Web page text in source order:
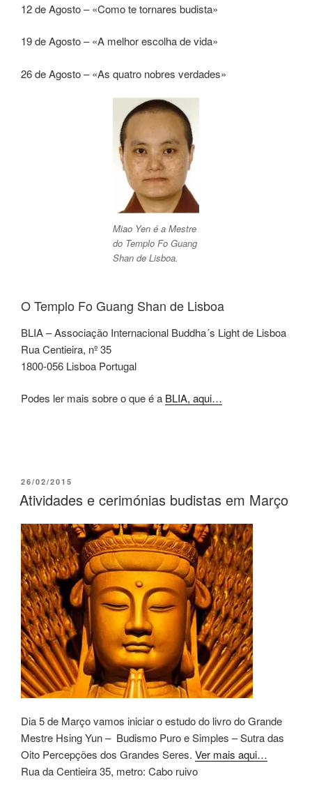
12 de Agosto – «Como te tornares budista»
19 de Agosto – «A melhor escolha de vida»
26 de Agosto – «As quatro nobres verdades»
Miao Yen é a Mestre
do Templo Fo Guang
Shan de Lisboa.
O Templo Fo Guang Shan de Lisboa
BLIA – Associação Internacional Buddha´s Light de Lisboa
Rua Centieira, nº 35
1800-056 Lisboa Portugal
Podes ler mais sobre o que é a BLIA, aqui…
26/02/2015
Atividades e cerimónias budistas em Março
Dia 5 de Março vamos iniciar o estudo do livro do Grande
Mestre Hsing Yun – Budismo Puro e Simples – Sutra das
Oito Percepções dos Grandes Seres. Ver mais aqui…
Rua da Centieira 35, metro: Cabo ruivo